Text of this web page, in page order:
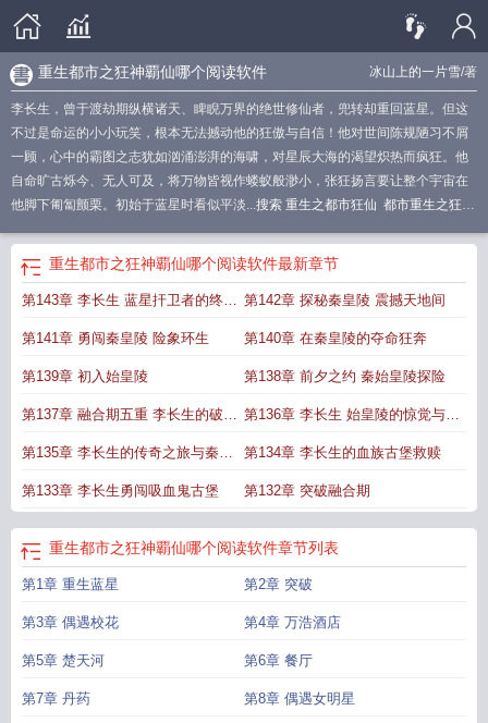
冰山上的一片雪/著
重生都市之狂神覇仙哪个阅读软件
李长生，曾于渡劫期纵横诸天、睥睨万界的绝世修仙者，兜转却重回蓝星。但这
不过是命运的小小玩笑，根本无法撼动他的狂傲与自信！他对世间陈规陋习不屑
一顾，心中的霸图之志犹如汹涌澎湃的海啸，对星辰大海的渴望炽热而疯狂。他
自命旷古烁今、无人可及，将万物皆视作蝼蚁般渺小，张狂扬言要让整个宇宙在
他脚下匍匐颤栗。初始于蓝星时看似平淡...搜索 重生之都市狂仙 都市重生之狂仙
重生都市之狂仙笔趣阁 重生之都市狂仙神主是谁 重生之都市狂仙so
都市之狂神覇仙哪个阅读软件
市狂仙重生都市之狂神霸仙最新重生之都市狂仙神祖是谁 重生之都市狂仙
生狂仙百科都市之重生之狂仙 重生都市之狂神李长生重生都市之狂神作者冰山
上的一片雪重生都市之狂神霸仙无言会语重生之都市狂仙全文阅读重生之都市
狂神霸仙都市之重生狂仙最新重生完结重生之都市狂仙 重生之都市狂仙!重生
都市之狂神 冰山上的一片雪 重生之都市狂仙阅读重生都市之狂神番茄 重生之
仙重生之都市狂仙是什么
重生都市之狂神覇仙哪个阅读软件最新章节
第143章 李长生 蓝星扞卫者的终章
传奇
第142章 探秘秦皇陵 震撼天地间
第141章 勇闯秦皇陵 险象环生 第140章 在秦皇陵的夺命狂奔
第139章 初入始皇陵 第138章 前夕之约 秦始皇陵探险
第137章 融合期五重 李长生的破境
征程
第136章 李长生 始皇陵的惊觉与隐
忧
第135章 李长生的传奇之旅与秦陵
之讯
第134章 李长生的血族古堡救赎
第133章 李长生勇闯吸血鬼古堡 第132章 突破融合期
重生都市之狂神覇仙哪个阅读软件章节列表
第1章 重生蓝星 第2章 突破
第3章 偶遇校花 第4章 万浩酒店
第5章 楚天河 第6章 餐厅
第7章 丹药 第8章 偶遇女明星